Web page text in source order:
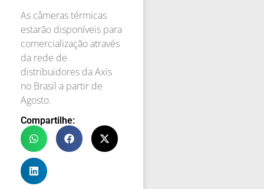
As câmeras térmicas
estarão disponíveis para
comercialização através
da rede de
distribuidores da Axis
no Brasil a partir de
Agosto.
Compartilhe: